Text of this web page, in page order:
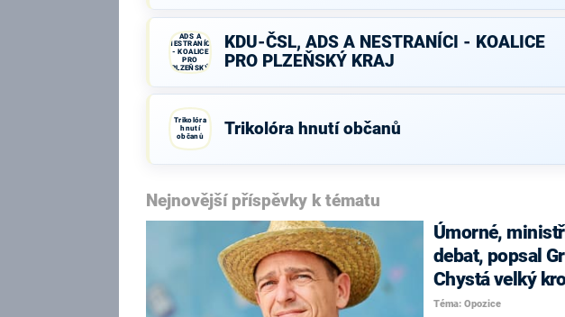
ADS A
NESTRANÍCI
- KOALICE
PRO
PLZEŇSKÝ
KRAJ
KDU-ČSL, ADS A NESTRANÍCI - KOALICE
PRO PLZEŇSKÝ KRAJ
Trikolóra
hnutí
občanů
Trikolóra hnutí občanů
Nejnovější příspěvky k tématu
Úmorné,
debat, popsal
Chystá velký
Téma: Opozice